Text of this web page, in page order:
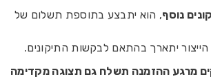
נוסף, הוא יתבצע בתוספת תשלום של
הייצור יתארך בהתאם לבקשות התיקונים.
עסקים מרגע ההזמנה תשלח גם תצוגה מקדימה